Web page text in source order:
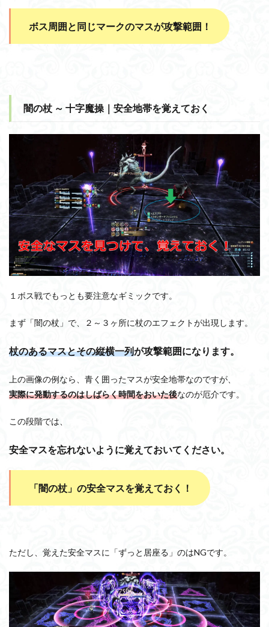
ボス周囲と同じマークのマスが攻撃範囲！
闇の杖 ～ 十字魔操｜安全地帯を覚えておく
１ボス戦でもっとも要注意なギミックです。
まず「闇の杖」で、２～３ヶ所に杖のエフェクトが出現します。
杖のあるマスとその縦横一列が攻撃範囲になります。
上の画像の例なら、青く囲ったマスが安全地帯なのですが、
実際に発動するのはしばらく時間をおいた後なのが厄介です。
この段階では、
安全マスを忘れないように覚えておいてください。
「闇の杖」の安全マスを覚えておく！
ただし、覚えた安全マスに「ずっと居座る」のはNGです。